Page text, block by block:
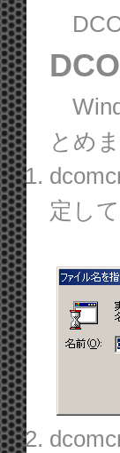
とめま
定し